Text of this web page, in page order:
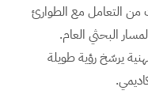
من التعامل مع الطوارئ
البحثي العام.
يرسّخ رؤية طويلة